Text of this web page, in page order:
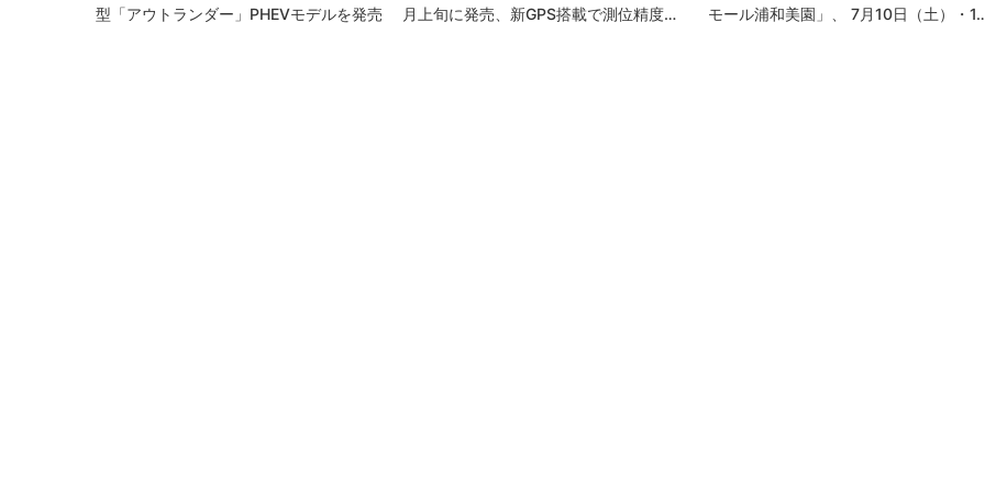
型「アウトランダー」PHEVモデルを発売
月上旬に発売、新GPS搭載で測位精度…
モール浦和美園」、 7月10日（土）・